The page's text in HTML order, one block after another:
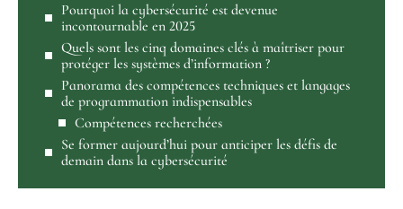
Pourquoi la cybersécurité est devenue
incontournable en 2025
Quels sont les cinq domaines clés à maîtriser pour
protéger les systèmes d’information ?
Panorama des compétences techniques et langages
de programmation indispensables
Compétences recherchées
Se former aujourd’hui pour anticiper les défis de
demain dans la cybersécurité